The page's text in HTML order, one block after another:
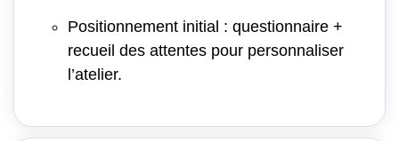
Positionnement initial : questionnaire +
recueil des attentes pour personnaliser
l’atelier.